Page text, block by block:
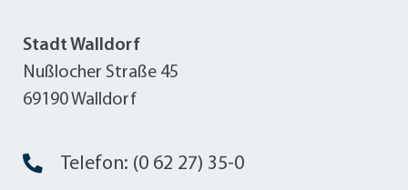
Stadt Walldorf
Nußlocher Straße 45
69190 Walldorf
Telefon: (0 62 27) 35-0